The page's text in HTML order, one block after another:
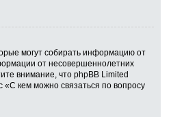
могут собирать информацию от
от несовершеннолетних
внимание, что phpBB Limited
кем можно связаться по вопросу